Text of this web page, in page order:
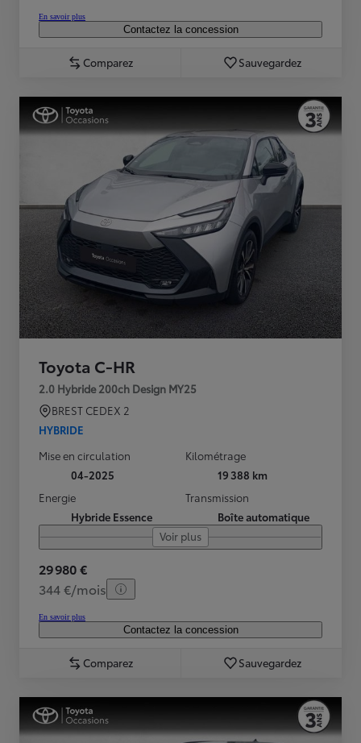
En savoir plus
Contactez la concession
Comparez Sauvegardez
Toyota C-HR
2.0 Hybride 200ch Design MY25
BREST CEDEX 2
HYBRIDE
Mise en circulation
04-2025
Kilométrage
19 388 km
Energie
Hybride Essence
Transmission
Boîte automatique
Voir plus
29 980 €
344 €/mois
En savoir plus
Contactez la concession
Comparez Sauvegardez